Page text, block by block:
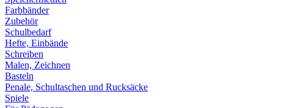
Farbbänder
Zubehör
Schulbedarf
Hefte, Einbände
Schreiben
Malen, Zeichnen
Basteln
Penale, Schultaschen und Rucksäcke
Spiele